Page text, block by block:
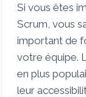
Si vous êtes
Scrum, vous
important de
votre équipe.
en plus
leur